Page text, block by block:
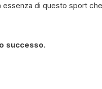
essenza di questo sport che
successo.